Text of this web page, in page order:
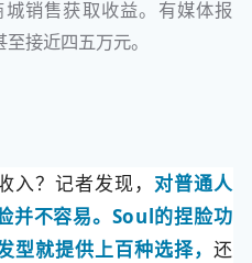
销售获取收益。有媒体报
接近四五万元。
入？记者发现， 对普通人
并不容易。Soul的捏脸功
型就提供上百种选择， 还